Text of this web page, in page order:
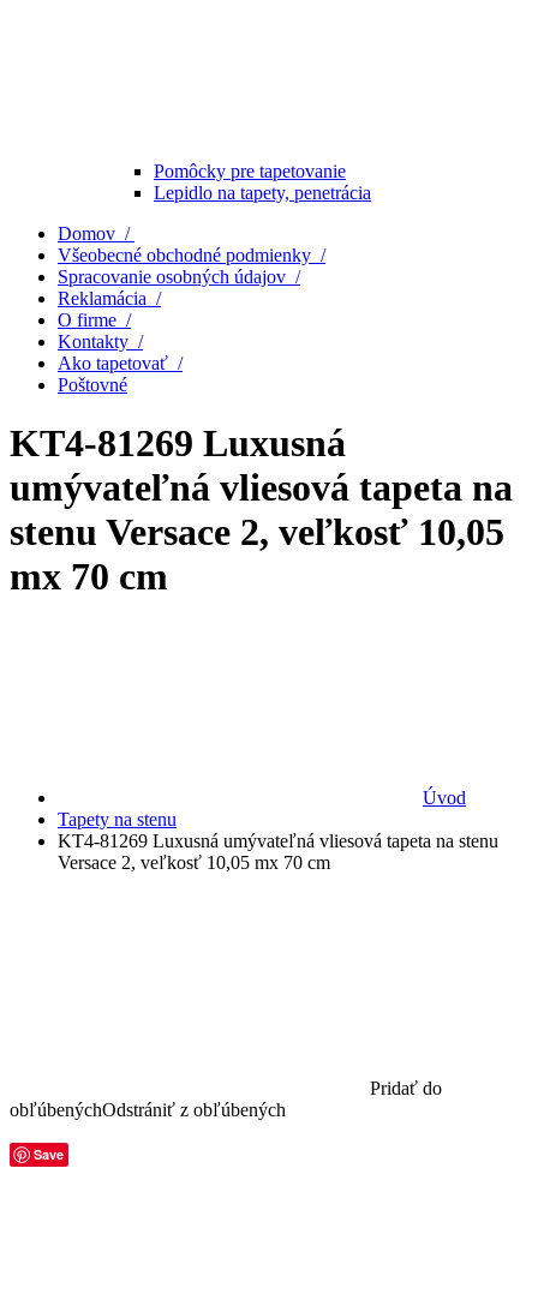
Pomôcky pre tapetovanie
Lepidlo na tapety, penetrácia
Domov /
Všeobecné obchodné podmienky /
Spracovanie osobných údajov /
Reklamácia /
O firme /
Kontakty /
Ako tapetovať /
Poštovné
KT4-81269 Luxusná
umývateľná vliesová tapeta na
stenu Versace 2, veľkosť 10,05
mx 70 cm
Úvod
Tapety na stenu
KT4-81269 Luxusná umývateľná vliesová tapeta na stenu
Versace 2, veľkosť 10,05 mx 70 cm
Pridať do
obľúbenýchOdstrániť z obľúbených
Save